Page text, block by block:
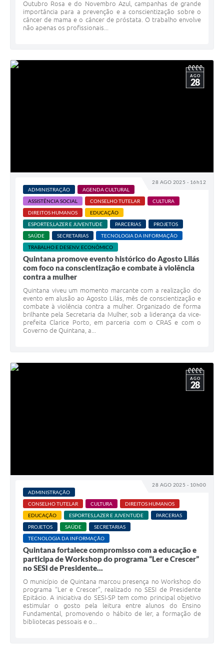
Outubro Rosa e do Novembro Azul, campanhas de grande
importância para a prevenção e a conscientização sobre o
câncer de mama e o câncer de próstata. O trabalho envolve
não apenas os profissionais...
28 AGO 2025 - 16h12
AGO
28
ADMINISTRAÇÃO
AGENDA CULTURAL
ASSISTÊNCIA SOCIAL
CONSELHO TUTELAR
CULTURA
DIREITOS HUMANOS
EDUCAÇÃO
ESPORTES,LAZER E JUVENTUDE
PARCERIAS
PROJETOS
SAÚDE
SECRETARIAS
TECNOLOGIA DA INFORMAÇÃO
TRABALHO E DESENV. ECONÔMICO
Quintana promove evento histórico do Agosto Lilás
com foco na conscientização e combate à violência
contra a mulher
Quintana viveu um momento marcante com a realização do
evento em alusão ao Agosto Lilás, mês de conscientização e
combate à violência contra a mulher. Organizado de forma
brilhante pela Secretaria da Mulher, sob a liderança da vice-
prefeita Clarice Porto, em parceria com o CRAS e com o
Governo de Quintana, a...
28 AGO 2025 - 10h00
AGO
28
ADMINISTRAÇÃO
CONSELHO TUTELAR
CULTURA
DIREITOS HUMANOS
EDUCAÇÃO
ESPORTES,LAZER E JUVENTUDE
PARCERIAS
PROJETOS
SAÚDE
SECRETARIAS
TECNOLOGIA DA INFORMAÇÃO
Quintana fortalece compromisso com a educação e
participa de Workshop do programa “Ler e Crescer”
no SESI de Presidente...
O município de Quintana marcou presença no Workshop do
programa “Ler e Crescer”, realizado no SESI de Presidente
Epitácio. A iniciativa do SESI-SP tem como principal objetivo
estimular o gosto pela leitura entre alunos do Ensino
Fundamental, promovendo o hábito de ler, a formação de
bibliotecas pessoais e o...